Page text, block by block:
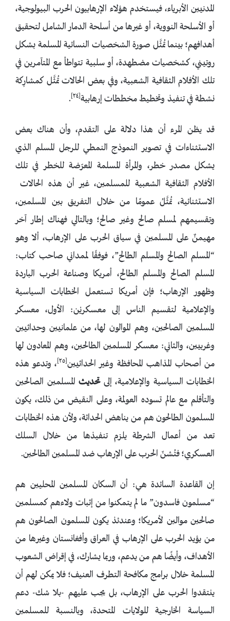
المدنيين الأبرياء، فيستخدم هؤلاء الإرهابيون الحرب البيولوجية،
أو الأسلحة النووية، أو غيرها من أسلحة الدمار الشامل لتحقيق
أهدافهم؛ بينما تُمثَّل صورة الشخصيات النسائية المسلمة بشكل
روتيني، كشخصيات مضطهدة، أو سلبية تتواطأ مع المتآمرين في
تلك الأفلام الثقافية الشعبية، وفي بعض الحالات تُمثَّل كمشارِكة
نشطة في تنفيذ وتخطيط مخططات إرهابية[٢٤] .
قد يظن المرء أن هذا دلالة على التقدم، وأن هناك بعض
الاستثناءات في تصوير النموذج النمطي للرجل المسلم الذي
يشكل مصدر خطر، والمرأة المسلمة المعرّضة للخطر في تلك
الأفلام الثقافية الشعبية للمسلمين، غير أن هذه الحالات
الاستثنائية، تُمثَّلُ عمومًا من خلال التفريق بين المسلمين،
وتقسيمهم لمسلم صالح وغير صالح؛ وبالتالي فهناك إطار آخر
مهيمنٌ على المسلمين في سياق الحرب على الإرهاب، ألا وهو
“المسلم الصالح والمسلم الطالح”، فوفقًا لممداني صاحب كتاب:
المسلم الصالح والمسلم الطالح، أمريكا وصناعة الحرب الباردة
وظهور الإرهاب؛ فإن أمريكا تستعمل الخطابات السياسية
والإعلامية لتقسيم الناس إلى معسكريْن: الأول، معسكر
المسلمين الصالحين، وهم الموالون لها، من علمانيين وحداثيين
وغربيين، والثاني: معسكر المسلمين الطالحين، وهم المعادون لها
من أصحاب المذاهب المحافظة وغير الحداثيين[٢٥]
، وتدعو هذه
الخطابات السياسية والإعلامية، إلىتحديث المسلمين الصالحين
والتأقلم مع عالم تسوده العولمة، وعلى النقيض من ذلك، يكون
المسلمون الطالحون هم من يناهض الحداثة، ولأن هذه الخطابات
تعد من أعمال الشرطة يلزم تنفيذها من خلال السلك
العسكري؛ فتُشنّ الحرب على الإرهاب ضد المسلمين الطالحين.
إن القاعدة السائدة هي: أن السكان المسلمين المحليين هم
“مسلمون فاسدون” ما لم يتمكنوا من إثبات ولاءهم كمسلمين
صالحين موالين لأمريكا؛ وعندئذ يكون المسلمون الصالحون هم
من يؤيد الحرب على الإرهاب في العراق وأفغانستان وغيرها من
الأهداف، وأيضًا هم من يدعم، وربما يشارك، في إقراض الشعوب
المسلمة خلال برامج مكافحة التطرف العنيف؛ فلا يمكن لهم أن
ينتقدوا الحرب على الإرهاب، بل يجب عليهم -بلا شك- دعم
السياسة الخارجية للولايات المتحدة، وبالنسبة للمسلمين